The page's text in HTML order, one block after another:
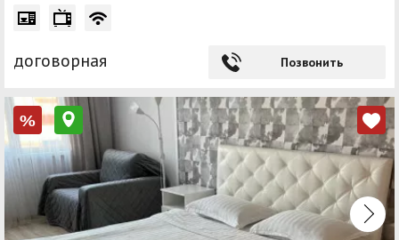
договорная Позвонить
%